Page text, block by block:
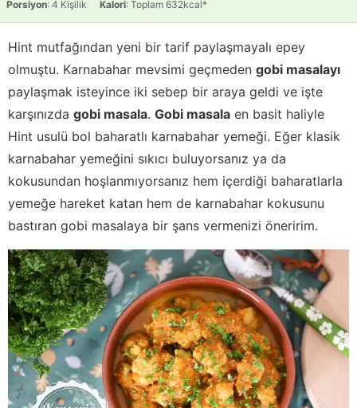
Porsiyon: 4 Kişilik Kalori: Toplam 632kcal*
Hint mutfağından yeni bir tarif paylaşmayalı epey
olmuştu. Karnabahar mevsimi geçmeden gobi masalayı
paylaşmak isteyince iki sebep bir araya geldi ve işte
karşınızda gobi masala. Gobi masala en basit haliyle
Hint usulü bol baharatlı karnabahar yemeği. Eğer klasik
karnabahar yemeğini sıkıcı buluyorsanız ya da
kokusundan hoşlanmıyorsanız hem içerdiği baharatlarla
yemeğe hareket katan hem de karnabahar kokusunu
bastıran gobi masalaya bir şans vermenizi öneririm.